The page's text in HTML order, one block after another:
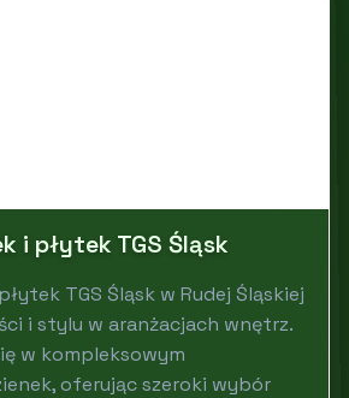
i płytek TGS Śląsk
TGS Śląsk w Rudej Śląskiej
i stylu w aranżacjach wnętrz.
w kompleksowym
oferując szeroki wybór